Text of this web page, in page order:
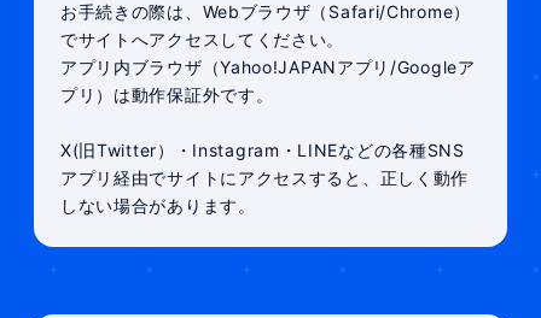
お手続きの際は、Webブラウザ（Safari/Chrome）
でサイトへアクセスしてください。
アプリ内ブラウザ（Yahoo!JAPANアプリ/Googleア
プリ）は動作保証外です。
X(旧Twitter）・Instagram・LINEなどの各種SNS
アプリ経由でサイトにアクセスすると、正しく動作
しない場合があります。